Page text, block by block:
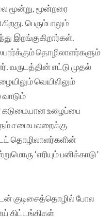
மூன்று, மூன்றரை
பெரும்பாலும்
இறங்குகிறார்கள்.
தொழிலாளர்களும்
வருடத்தின் எட்டு முதல்
வெயிலிலும்
வாடும்
உழைப்பை
சமையலறைக்கு
தொழிலாளர்களின்
‘எரியும் பனிக்காடு’
குடிசைத்தொழில் போல
கிட்டங்கிகள்